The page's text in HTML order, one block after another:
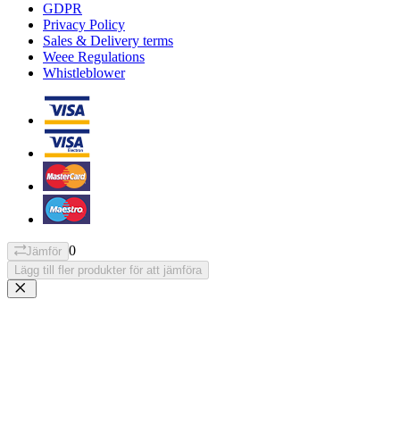
GDPR
Privacy Policy
Sales & Delivery terms
Weee Regulations
Whistleblower
Jämför 0
Lägg till fler produkter för att jämföra